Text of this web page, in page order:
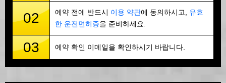
02 예약 전에 반드시 이용 약관에 동의하시고, 유효
한 운전면허증을 준비하세요.
03 예약 확인 이메일을 확인하시기 바랍니다.